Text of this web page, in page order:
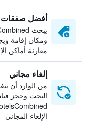
أفضل صفقات
ومكان إقامة
مقارنة أماكن
إلغاء مجاني
من الوارد أن
البحث وحجز
الإلغاء المجاني